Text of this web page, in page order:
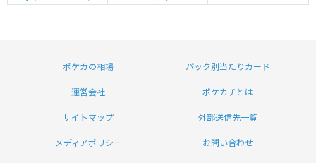
ポケカの相場 パック別当たりカード
運営会社 ポケカチとは
サイトマップ 外部送信先一覧
メディアポリシー お問い合わせ